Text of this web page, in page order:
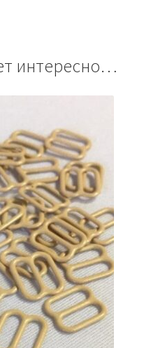
интересно…